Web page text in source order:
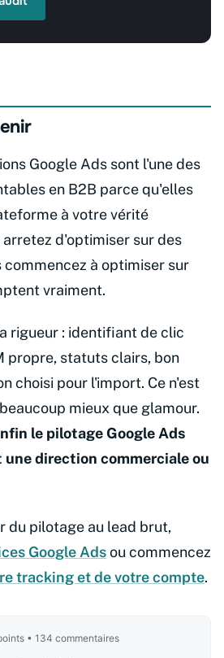
Google Ads sont l'une des
en B2B parce qu'elles
à votre vérité
d'optimiser sur des
à optimiser sur
vraiment.
rigueur : identifiant de clic
propre, statuts clairs, bon
choisi pour l'import. Ce n'est
mieux que glamour.
le pilotage Google Ads
direction commerciale ou
du pilotage au lead brut,
Google Adsou commencez
tracking et de votre compte.
• 134 commentaires